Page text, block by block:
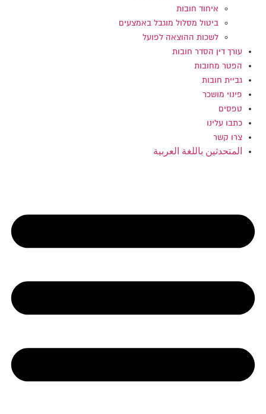
איחוד חובות
ביטול מסלול מוגבל באמצעים
לשכות ההוצאה לפועל
עורך דין הסדר חובות
הפטר מחובות
גביית חובות
פינוי מושכר
טפסים
כתבו עלינו
צרו קשר
المتحدثين باللغة العربية